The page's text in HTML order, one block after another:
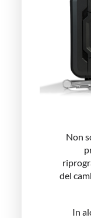
Non
del
In